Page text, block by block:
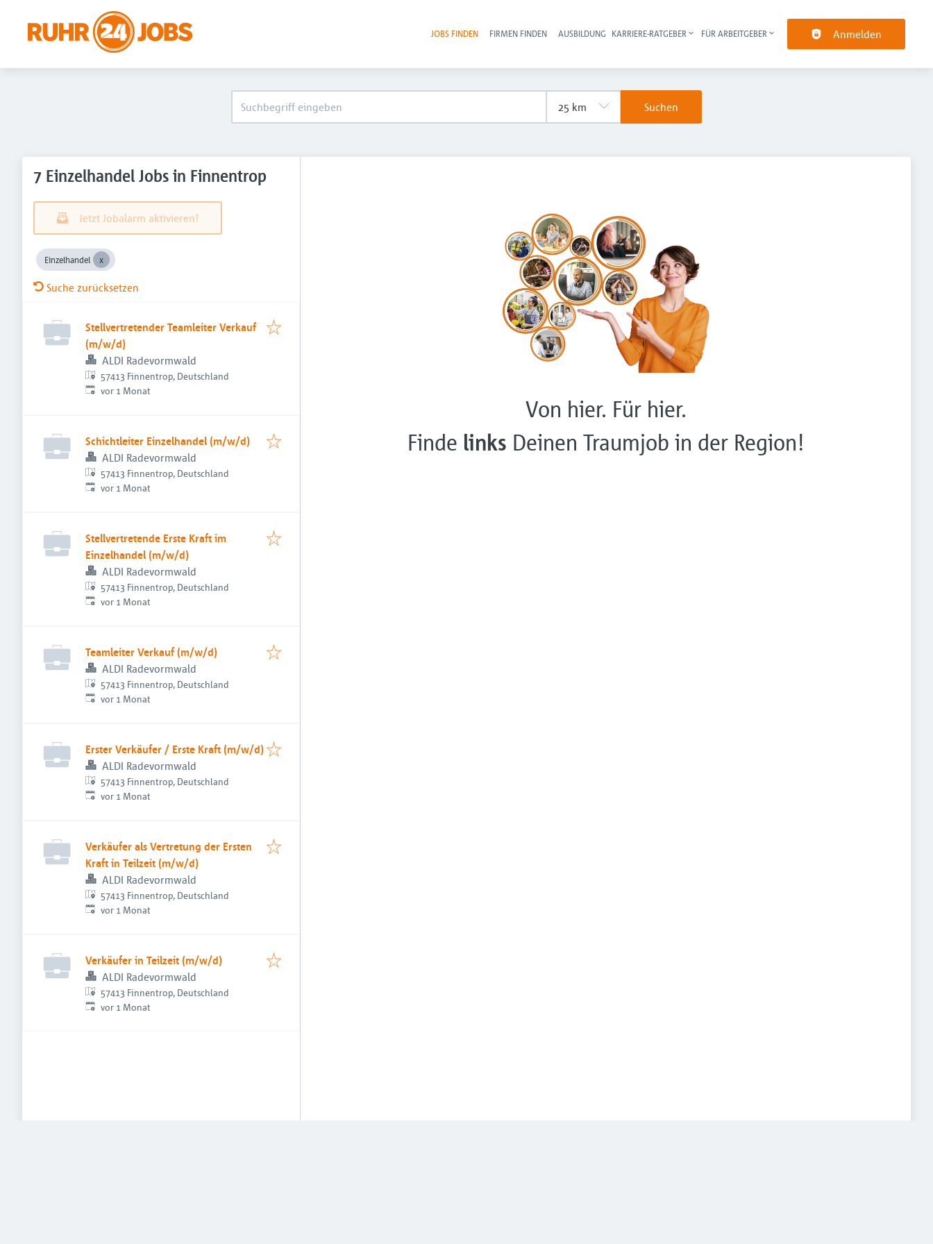
Haupt-Navigation
JOBS FINDEN FIRMEN FINDEN AUSBILDUNG KARRIERE-RATGEBER FÜR ARBEITGEBER Anmelden
Suchen
7 Einzelhandel Jobs in Finnentrop
Jetzt Jobalarm aktivieren!
Einzelhandel
Suche zurücksetzen
Stellvertretender Teamleiter Verkauf
(m/w/d)
ALDI Radevormwald
57413 Finnentrop, Deutschland
Veröffentlicht:
vor 1 Monat
Schichtleiter Einzelhandel (m/w/d)
ALDI Radevormwald
57413 Finnentrop, Deutschland
Veröffentlicht:
vor 1 Monat
Stellvertretende Erste Kraft im
Einzelhandel (m/w/d)
ALDI Radevormwald
57413 Finnentrop, Deutschland
Veröffentlicht:
vor 1 Monat
Teamleiter Verkauf (m/w/d)
ALDI Radevormwald
57413 Finnentrop, Deutschland
Veröffentlicht:
vor 1 Monat
Erster Verkäufer / Erste Kraft (m/w/d)
ALDI Radevormwald
57413 Finnentrop, Deutschland
Veröffentlicht:
vor 1 Monat
Verkäufer als Vertretung der Ersten
Kraft in Teilzeit (m/w/d)
ALDI Radevormwald
57413 Finnentrop, Deutschland
Veröffentlicht:
vor 1 Monat
Verkäufer in Teilzeit (m/w/d)
ALDI Radevormwald
57413 Finnentrop, Deutschland
Veröffentlicht:
vor 1 Monat
Von hier. Für hier.
Finde links Deinen Traumjob in der Region!